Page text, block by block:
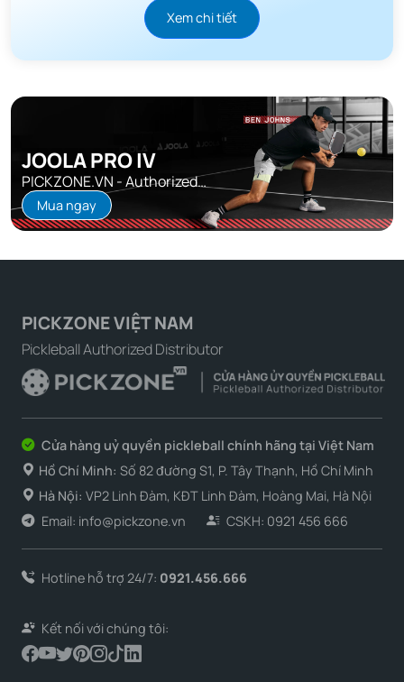
Xem chi tiết
JOOLA PRO IV
PICKZONE.VN - Authorized
Distributor
Mua ngay
PICKZONE VIỆT NAM
Pickleball Authorized Distributor
Cửa hàng uỷ quyền pickleball chính hãng tại Việt Nam
Hồ Chí Minh: Số 82 đường S1, P. Tây Thạnh, Hồ Chí Minh
Hà Nội: VP2 Linh Đàm, KĐT Linh Đàm, Hoàng Mai, Hà Nội
Email: info@pickzone.vn
CSKH: 0921 456 666
Hotline hỗ trợ 24/7: 0921.456.666
Kết nối với chúng tôi: